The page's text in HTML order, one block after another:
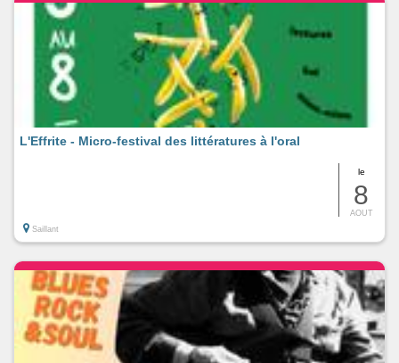
le
8
AOUT
L'Effrite - Micro-festival des littératures à l'oral
Saillant